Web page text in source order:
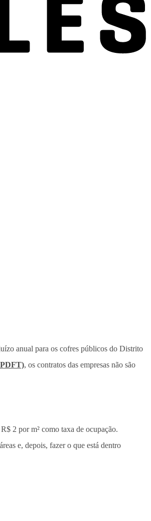
anual para os cofres públicos do Distrito
, os contratos das empresas não são
2 por m² como taxa de ocupação.
e, depois, fazer o que está dentro